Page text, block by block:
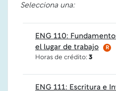
Selecciona una:
ENG 110:
el lugar de trabajo
R
Horas de crédito: 3
ENG 111: Escritura e